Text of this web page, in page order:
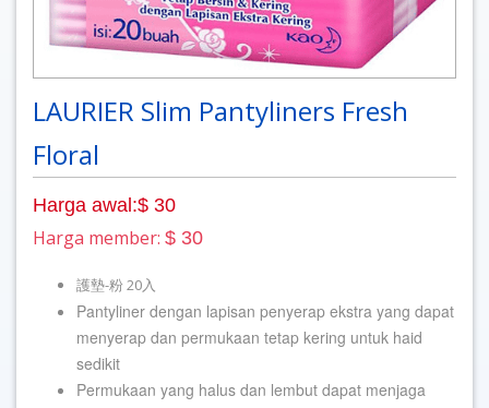
LAURIER Slim Pantyliners Fresh
Floral
Harga awal:$ 30
Harga member: $ 30
護墊-粉 20入
Pantyliner dengan lapisan penyerap ekstra yang dapat
menyerap dan permukaan tetap kering untuk haid
sedikit
Permukaan yang halus dan lembut dapat menjaga